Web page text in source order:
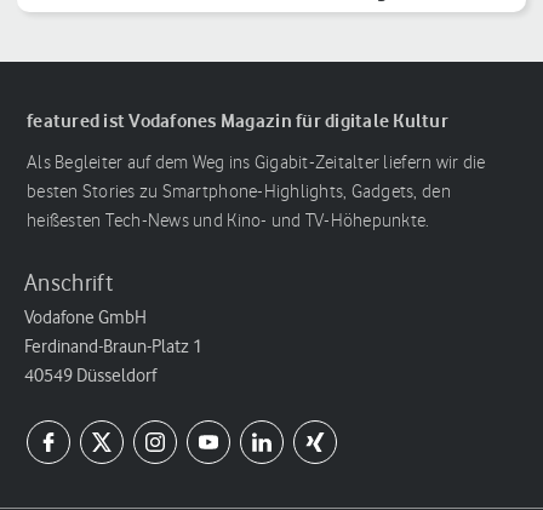
Reihenfolge
featured ist Vodafones Magazin für digitale Kultur
Als Begleiter auf dem Weg ins Gigabit-Zeitalter liefern wir die
besten Stories zu Smartphone-Highlights, Gadgets, den
heißesten Tech-News und Kino- und TV-Höhepunkte.
Anschrift
Vodafone GmbH
Ferdinand-Braun-Platz 1
40549 Düsseldorf